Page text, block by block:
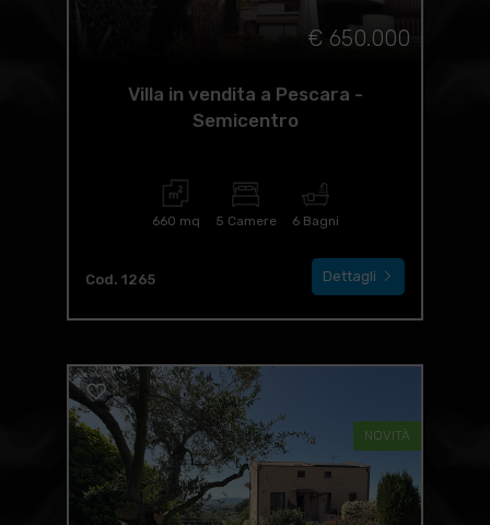
€ 650.000
Villa in vendita a Pescara -
Semicentro
660 mq 5 Camere 6 Bagni
Cod. 1265 Dettagli
NOVITÀ